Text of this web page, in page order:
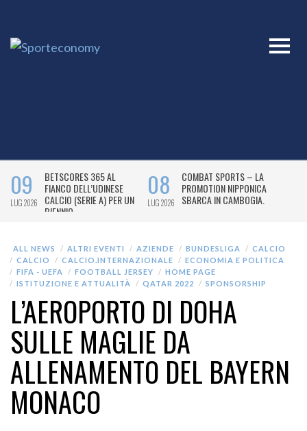
ALL NEWS ALTRI EVENTI AZIENDE BUNDESLIGA
CALCIO
CALCIO
CALCIO.INTERNAZIONALE
ECONOMIA E POLITICA
FIFA - UEFA
FOOTBALL JERSEY
HOME PAGE
ISTITUZIONE E ATTUALITÀ
QATAR 2022 SPONSORSHIP
L’AEROPORTO DI DOHA
SULLE MAGLIE DA
ALLENAMENTO DEL BAYERN
MONACO